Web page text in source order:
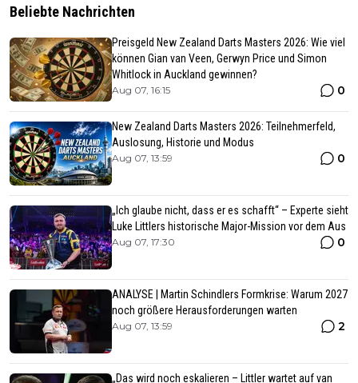
Beliebte Nachrichten
Preisgeld New Zealand Darts Masters 2026: Wie viel
können Gian van Veen, Gerwyn Price und Simon
Whitlock in Auckland gewinnen?
Aug 07, 16:15 0
New Zealand Darts Masters 2026: Teilnehmerfeld,
Auslosung, Historie und Modus
Aug 07, 13:59 0
„Ich glaube nicht, dass er es schafft“ – Experte sieht
Luke Littlers historische Major-Mission vor dem Aus
Aug 07, 17:30 0
ANALYSE | Martin Schindlers Formkrise: Warum 2027
noch größere Herausforderungen warten
Aug 07, 13:59 2
„Das wird noch eskalieren – Littler wartet auf van